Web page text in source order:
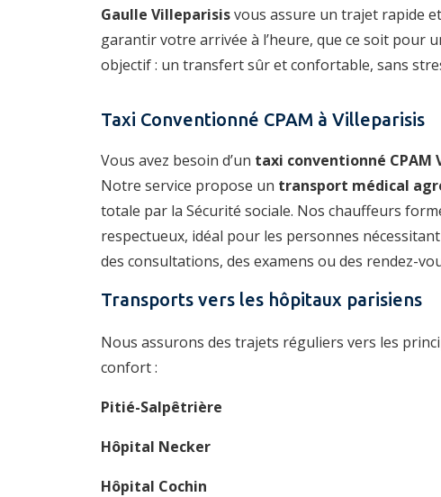
Gaulle Villeparisisvous assure un trajet rapide
garantir votre arrivée à l’heure, que ce soit pour
objectif : un transfert sûr et confortable, sans
Taxi Conventionné CPAM à Villeparisis
Vous avez besoin d’un taxi conventionné CPAM
Notre service propose un transport médical
totale par la Sécurité sociale. Nos chauffeurs
respectueux, idéal pour les personnes
des consultations, des examens ou des rendez-
Transports vers les hôpitaux parisiens
Nous assurons des trajets réguliers vers les
confort :
Pitié-Salpêtrière
Hôpital Necker
Hôpital Cochin